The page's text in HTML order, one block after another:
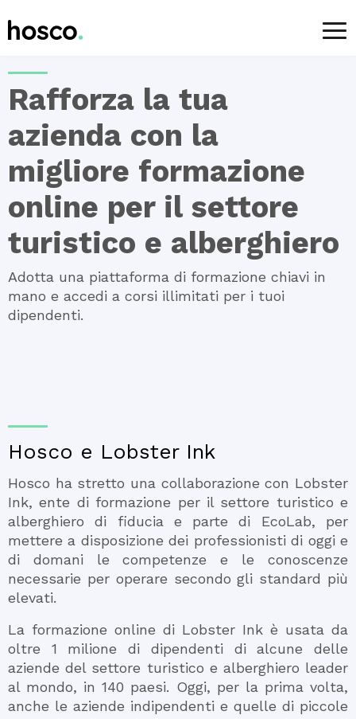
Area aziende>
Rafforza la tua
azienda con la
migliore formazione
online per il settore
turistico e alberghiero
Adotta una piattaforma di formazione chiavi in
mano e accedi a corsi illimitati per i tuoi
dipendenti.
Hosco e Lobster Ink
Hosco ha stretto una collaborazione con Lobster
Ink, ente di formazione per il settore turistico e
alberghiero di fiducia e parte di EcoLab, per
mettere a disposizione dei professionisti di oggi e
di domani le competenze e le conoscenze
necessarie per operare secondo gli standard più
elevati.
La formazione online di Lobster Ink è usata da
oltre 1 milione di dipendenti di alcune delle
aziende del settore turistico e alberghiero leader
al mondo, in 140 paesi. Oggi, per la prima volta,
anche le aziende indipendenti e quelle di piccole